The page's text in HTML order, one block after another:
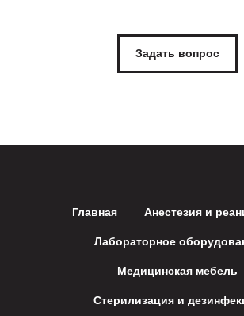
Задать вопрос
Главная Анестезия и
Лабораторное
Медицинская мебель
Стерилизация и